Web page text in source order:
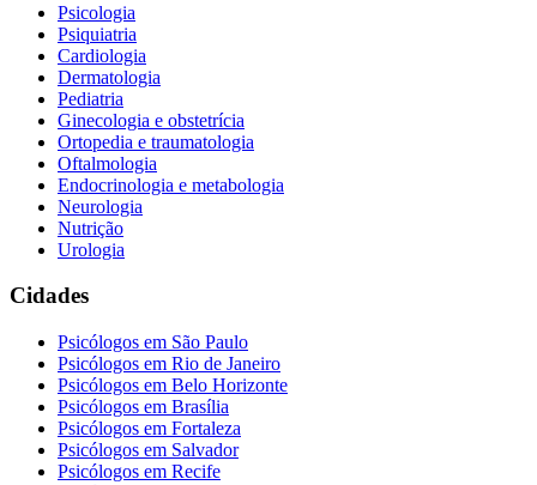
Psicologia
Psiquiatria
Cardiologia
Dermatologia
Pediatria
Ginecologia e obstetrícia
Ortopedia e traumatologia
Oftalmologia
Endocrinologia e metabologia
Neurologia
Nutrição
Urologia
Cidades
Psicólogos em São Paulo
Psicólogos em Rio de Janeiro
Psicólogos em Belo Horizonte
Psicólogos em Brasília
Psicólogos em Fortaleza
Psicólogos em Salvador
Psicólogos em Recife